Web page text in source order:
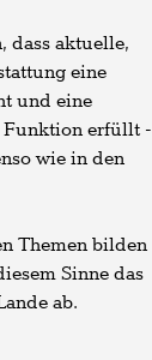
dass aktuelle,
eine
und eine
Funktion erfüllt -
wie in den
Themen bilden
Sinne das
ab.